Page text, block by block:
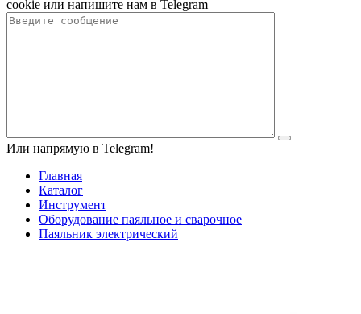
cookie или напишите нам в Telegram
Или напрямую в Telegram!
Главная
Каталог
Инструмент
Оборудование паяльное и сварочное
Паяльник электрический